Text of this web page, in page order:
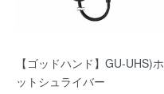
【ゴッドハンド】GU-UHS)ホ
ットシュライバー